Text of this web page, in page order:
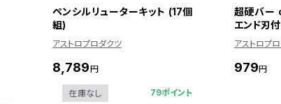
ペンシルリューターキット (17個
組)
アストロプロダクツ
8,789円
在庫なし 79ポイント
超硬バー
エンド刃付
アストロプ
979円